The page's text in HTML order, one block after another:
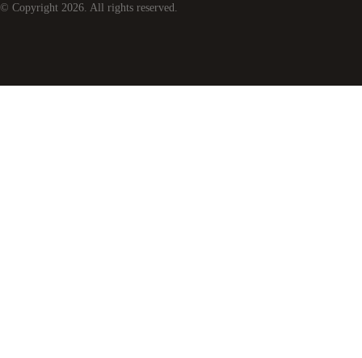
© Copyright 2026 . All rights reserved.